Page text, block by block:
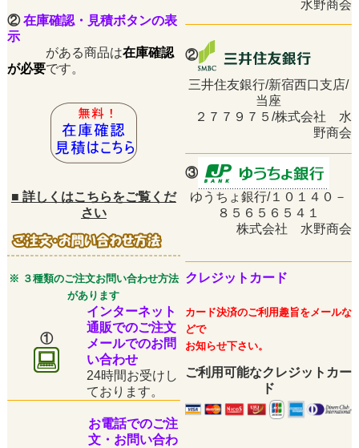
水野商会
②在庫確認・見積ボタンの表
示
がある商品は在庫確認
が必要です。
②
三井住友銀行/新宿西口支店/
当座
２７７９７５/株式会社 水
野商会
③
■ 詳しくはこちらをご覧くだ
さい
ゆうちょ銀行/１０１４０－
８５６５６５４１
株式会社 水野商会
※ ３種類のご注文お問い合わせ方法
があります
クレジットカード
①
インターネット
通販でのご注文
メールでのお問
い合わせ
24時間お受けし
ております。
カード決済のご利用趣旨をメールな
どで
お知らせ下さい。
ご利用可能なクレジットカー
ド
お電話でのご注
文・お問い合わ